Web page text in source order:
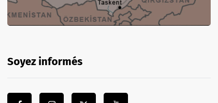
Soyez informés